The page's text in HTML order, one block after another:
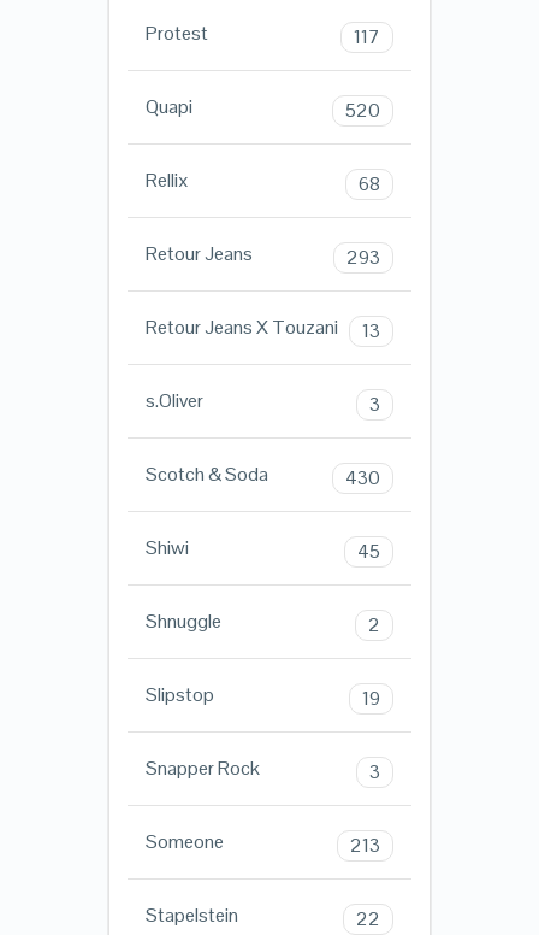
Protest 117
Quapi 520
Rellix 68
Retour Jeans 293
Retour Jeans X Touzani 13
s.Oliver 3
Scotch & Soda 430
Shiwi 45
Shnuggle 2
Slipstop 19
Snapper Rock 3
Someone 213
Stapelstein 22